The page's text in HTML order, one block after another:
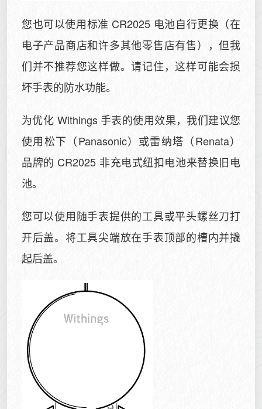
您也可以使用标准 CR2025 电池自行更换（在
电子产品商店和许多其他零售店有售），但我
们并不推荐您这样做。请记住，这样可能会损
坏手表的防水功能。
为优化 Withings 手表的使用效果，我们建议您
使用松下（Panasonic）或雷纳塔（Renata）
品牌的 CR2025 非充电式纽扣电池来替换旧电
池。
您可以使用随手表提供的工具或平头螺丝刀打
开后盖。将工具尖端放在手表顶部的槽内并撬
起后盖。